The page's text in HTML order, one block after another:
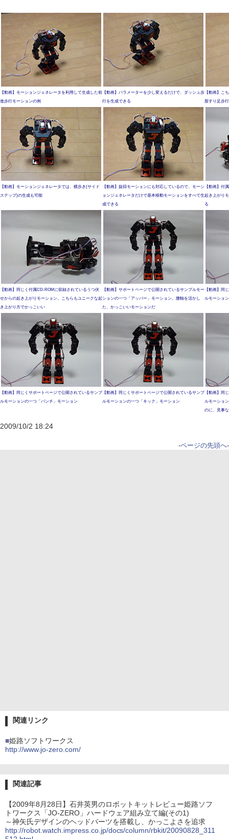
【動画】モーションジェネレータを利用して生成した前
進歩行モーションの例
【動画】パラメーターを少し変えるだけで、ダッシュ歩
行を生成できる
【動画】こ
股すり足歩
【動画】モーションジェネレータでは、横歩き(サイド
ステップ)の生成も可能
【動画】旋回モーションにも対応しているので、モーシ
ョンジェネレータだけで基本移動モーションをすべて生
成できる
【動画】付
起き上がり
る
【動画】同じく付属CD-ROMに収録されているうつ伏
せからの起き上がりモーション。こちらもユニークな起
き上がり方でかっこいい
【動画】サポートページで公開されているサンプルモー
ションの一つ「アッパー」モーション。腰軸を活かし
た、かっこいいモーションだ
【動画】同
ルモーショ
【動画】同じくサポートページで公開されているサンプ
ルモーションの一つ「パンチ」モーション
【動画】同じくサポートページで公開されているサンプ
ルモーションの一つ「キック」モーション
【動画】同
ルモーショ
のに、見事
2009/10/2 18:24
-ページの先頭へ-
関連リンク
■姫路ソフトワークス
http://www.jo-zero.com/
関連記事
【2009年8月28日】石井英男のロボットキットレビュー姫路ソフ
トワークス「JO-ZERO」ハードウェア組み立て編(その1)
～神矢氏デザインのヘッドパーツを搭載し、かっこよさを追求
http://robot.watch.impress.co.jp/docs/column/rbkit/20090828_311